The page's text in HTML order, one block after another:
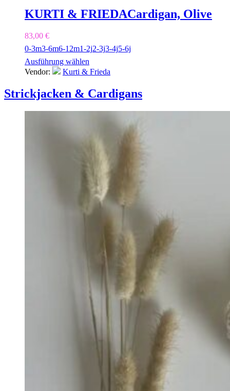
KURTI & FRIEDACardigan, Olive
83,00 €
0-3m3-6m6-12m1-2j2-3j3-4j5-6j
Ausführung wählen
Vendor:
Kurti & Frieda
Strickjacken & Cardigans